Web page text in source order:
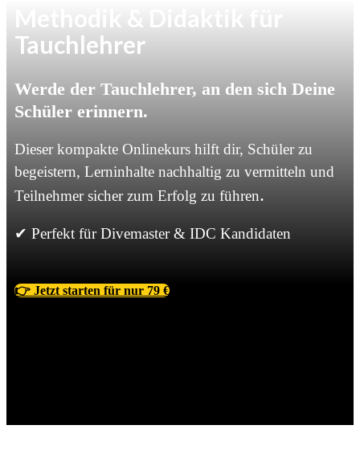
Methodik & Didaktik für
Tauchlehrer
Werde der Tauchlehrer, an den sich Deine
Schüler erinnern.
Dieser kompakte Onlinekurs hilft dir, Schüler zu
begeistern, Lerninhalte nachhaltig zu vermitteln und
Teilnehmer sicher zum Erfolg zu führen.
✔ Perfekt für Divemaster & IDC Kandidaten
👉 Jetzt starten für nur 79 €